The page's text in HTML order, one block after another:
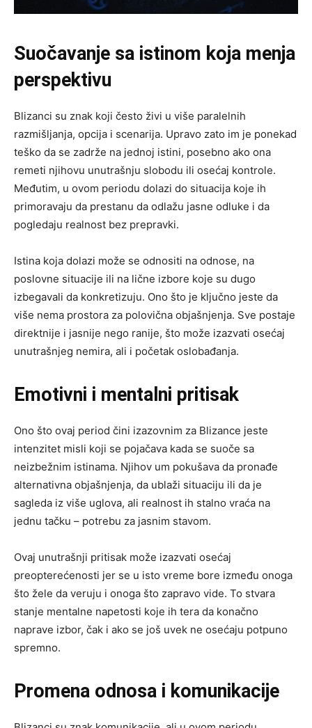
Suočavanje sa istinom koja menja
perspektivu
Blizanci su znak koji često živi u više paralelnih
razmišljanja, opcija i scenarija. Upravo zato im je ponekad
teško da se zadrže na jednoj istini, posebno ako ona
remeti njihovu unutrašnju slobodu ili osećaj kontrole.
Međutim, u ovom periodu dolazi do situacija koje ih
primoravaju da prestanu da odlažu jasne odluke i da
pogledaju realnost bez prepravki.
Istina koja dolazi može se odnositi na odnose, na
poslovne situacije ili na lične izbore koje su dugo
izbegavali da konkretizuju. Ono što je ključno jeste da
više nema prostora za polovična objašnjenja. Sve postaje
direktnije i jasnije nego ranije, što može izazvati osećaj
unutrašnjeg nemira, ali i početak oslobađanja.
Emotivni i mentalni pritisak
Ono što ovaj period čini izazovnim za Blizance jeste
intenzitet misli koji se pojačava kada se suoče sa
neizbežnim istinama. Njihov um pokušava da pronađe
alternativna objašnjenja, da ublaži situaciju ili da je
sagleda iz više uglova, ali realnost ih stalno vraća na
jednu tačku – potrebu za jasnim stavom.
Ovaj unutrašnji pritisak može izazvati osećaj
preopterećenosti jer se u isto vreme bore između onoga
što žele da veruju i onoga što zapravo vide. To stvara
stanje mentalne napetosti koje ih tera da konačno
naprave izbor, čak i ako se još uvek ne osećaju potpuno
spremno.
Promena odnosa i komunikacije